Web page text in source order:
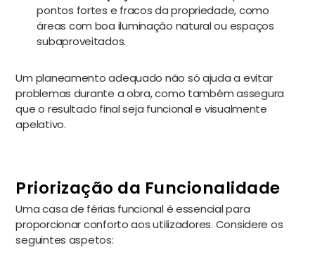
pontos fortes e fracos da propriedade, como
áreas com boa iluminação natural ou espaços
subaproveitados.
Um planeamento adequado não só ajuda a evitar
problemas durante a obra, como também assegura
que o resultado final seja funcional e visualmente
apelativo.
Priorização da Funcionalidade
Uma casa de férias funcional é essencial para
proporcionar conforto aos utilizadores. Considere os
seguintes aspetos: